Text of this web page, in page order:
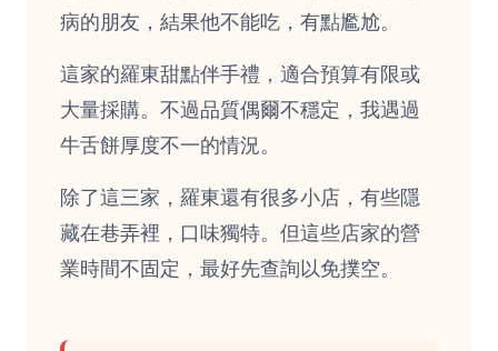
病的朋友，結果他不能吃，有點尷尬。
這家的羅東甜點伴手禮，適合預算有限或
大量採購。不過品質偶爾不穩定，我遇過
牛舌餅厚度不一的情況。
除了這三家，羅東還有很多小店，有些隱
藏在巷弄裡，口味獨特。但這些店家的營
業時間不固定，最好先查詢以免撲空。